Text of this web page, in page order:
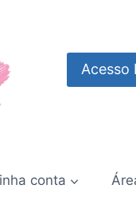
Acesso
conta